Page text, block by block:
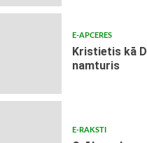
E-APCERES
Kristietis kā
namturis
E-RAKSTI